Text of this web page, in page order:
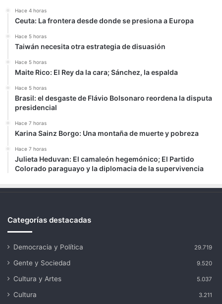
Hace 4 horas
Ceuta: La frontera desde donde se presiona a Europa
Hace 5 horas
Taiwán necesita otra estrategia de disuasión
Hace 5 horas
Maite Rico: El Rey da la cara; Sánchez, la espalda
Hace 5 horas
Brasil: el desgaste de Flávio Bolsonaro reordena la disputa
presidencial
Hace 7 horas
Karina Sainz Borgo: Una montaña de muerte y pobreza
Hace 7 horas
Julieta Heduvan: El camaleón hegemónico; El Partido
Colorado paraguayo y la diplomacia de la supervivencia
Categorías destacadas
Democracia y Política 29.719
Gente y Sociedad 9.520
Cultura y Artes 5.037
Cultura 3.211